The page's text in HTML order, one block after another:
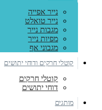
נייר אפייה
נייר טואלט
מגבות נייר
מפיות נייר
מגבוני אף
קוטלי חרקים ודוחי יתושים
קוטלי חרקים
דוחי יתושים
מותגים